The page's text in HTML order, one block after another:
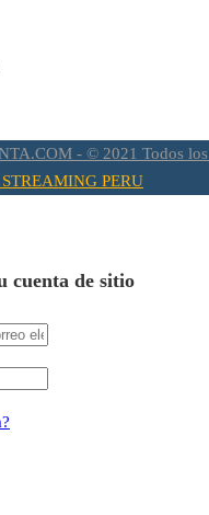
- © 2021 Todos los
PERU
cuenta de sitio